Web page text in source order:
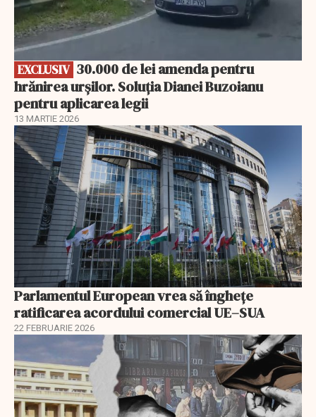
EXCLUSIV
hrănirea urșilor. Soluția Dianei Buzoianu
pentru aplicarea legii
13 MARTIE 2026
Parlamentul European vrea să înghețe
ratificarea acordului comercial UE–SUA
22 FEBRUARIE 2026